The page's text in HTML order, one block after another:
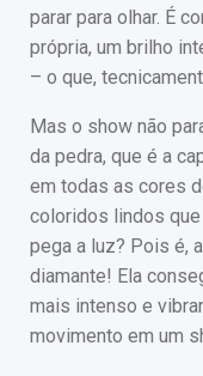
parar para olhar. É
própria, um brilho
– o que,
Mas o show não
da pedra, que é a
em todas as cores
coloridos lindos
pega a luz? Pois é,
diamante! Ela
mais intenso e
movimento em um